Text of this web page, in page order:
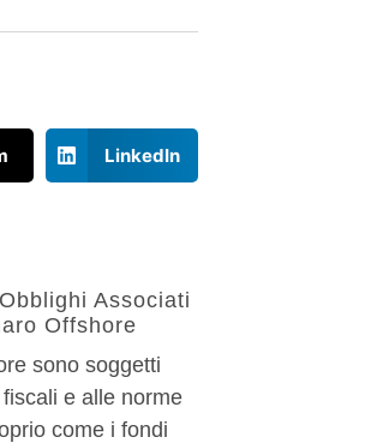
LinkedIn
Associati
Offshore
sono soggetti
e alle norme
come i fondi